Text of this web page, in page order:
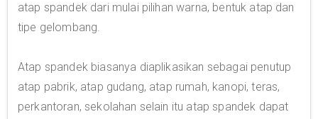
atap spandek dari mulai pilihan warna, bentuk atap dan
tipe gelombang.
Atap spandek biasanya diaplikasikan sebagai penutup
atap pabrik, atap gudang, atap rumah, kanopi, teras,
perkantoran, sekolahan selain itu atap spandek dapat